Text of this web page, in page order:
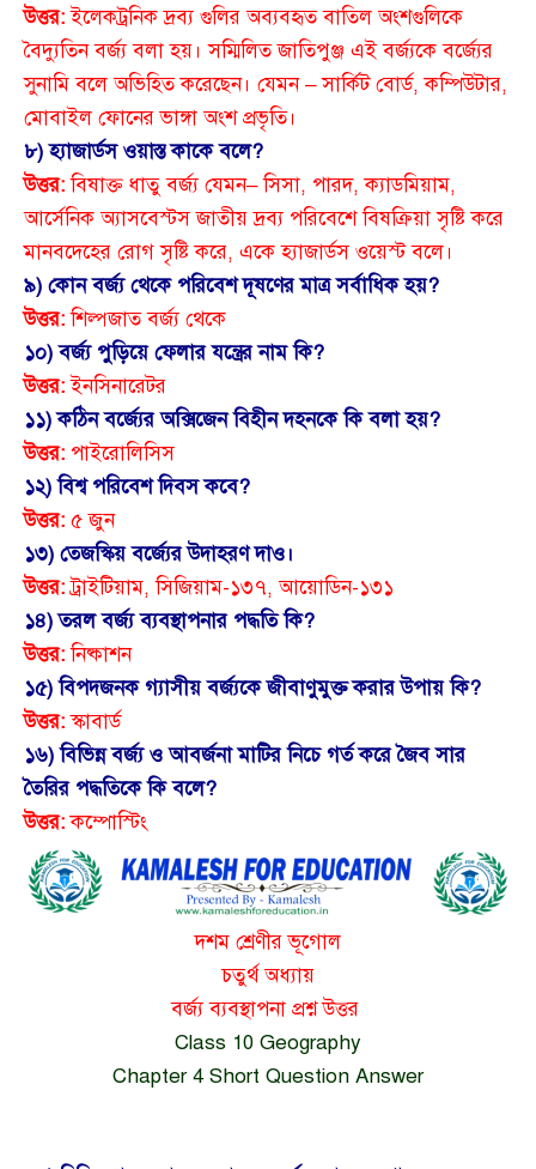
উত্তর:ইলেকট্রনিক দ্রব্য গুলির অব্যবহৃত বাতিল অংশগুলিকে
বৈদ্যুতিন বর্জ্য বলা হয়। সম্মিলিত জাতিপুঞ্জ এই বর্জ্যকে বর্জ্যের
সুনামি বলে অভিহিত করেছেন। যেমন – সার্কিট বোর্ড, কম্পিউটার,
মোবাইল ফোনের ভাঙ্গা অংশ প্রভৃতি।
৮) হ্যাজার্ডস ওয়াস্ত কাকে বলে?
উত্তর:বিষাক্ত ধাতু বর্জ্য যেমন– সিসা, পারদ, ক্যাডমিয়াম,
আর্সেনিক অ্যাসবেস্টস জাতীয় দ্রব্য পরিবেশে বিষক্রিয়া সৃষ্টি করে
মানবদেহের রোগ সৃষ্টি করে, একে হ্যাজার্ডস ওয়েস্ট বলে।
৯) কোন বর্জ্য থেকে পরিবেশ দূষণের মাত্র সর্বাধিক হয়?
উত্তর:শিল্পজাত বর্জ্য থেকে
১০) বর্জ্য পুড়িয়ে ফেলার যন্ত্রের নাম কি?
উত্তর:ইনসিনারেটর
১১) কঠিন বর্জ্যের অক্সিজেন বিহীন দহনকে কি বলা হয়?
উত্তর: পাইরোলিসিস
১২) বিশ্ব পরিবেশ দিবস কবে?
উত্তর: ৫ জুন
১৩) তেজস্কিয় বর্জ্যের উদাহরণ দাও।
উত্তর:ট্রাইটিয়াম, সিজিয়াম-১৩৭, আয়োডিন-১৩১
১৪) তরল বর্জ্য ব্যবস্থাপনার পদ্ধতি কি?
উত্তর:নিষ্কাশন
১৫) বিপদজনক গ্যাসীয় বর্জ্যকে জীবাণুমুক্ত করার উপায় কি?
উত্তর:স্কাবার্ড
১৬) বিভিন্ন বর্জ্য ও আবর্জনা মাটির নিচে গর্ত করে জৈব সার
তৈরির পদ্ধতিকে কি বলে?
উত্তর:কম্পোস্টিং
দশম শ্রেণীর ভূগোল
চতুর্থ অধ্যায়
বর্জ্য ব্যবস্থাপনা প্রশ্ন উত্তর
Class 10 Geography
Chapter 4 Short Question Answer